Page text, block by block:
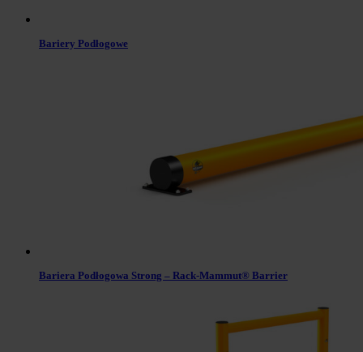
Bariery Podłogowe
Bariera Podłogowa Strong – Rack-Mammut® Barrier